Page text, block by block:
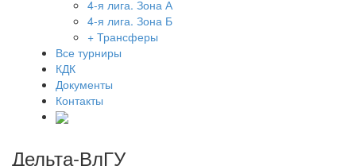
4-я лига. Зона А
4-я лига. Зона Б
+ Трансферы
Все турниры
КДК
Документы
Контакты
Дельта-ВлГУ